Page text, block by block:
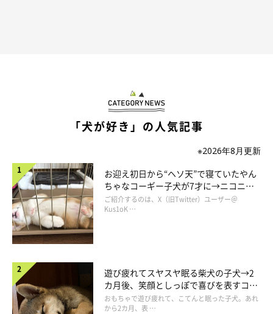
うちの飼い主はカジュアル通り越してるけど
ね
「犬が好き」の人気記事
※2026年8月更新
お迎え初日から“ヘソ天”で寝ていたやん
ちゃなコーギー子犬が7才に→ニコニ
コ“コーギースマイル”が魅力のコに成
長！
ご紹介するのは、X（旧Twitter）ユーザー＠
Kus1oK …
遊び疲れてスヤスヤ眠る柴犬の子犬→2
カ月後、笑顔としっぽで喜びを表すコに
成長！
おもちゃで遊び疲れて、こてんと眠った子犬。あれ
から2カ月、表 …